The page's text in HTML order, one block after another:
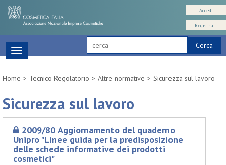
Cerca
Accedi
Registrati
Toggle
navigation
Home
Tecnico Regolatorio Altre normative Sicurezza sul lavoro
Sicurezza sul lavoro
2009/80 Aggiornamento del quaderno
Unipro "Linee guida per la predisposizione
delle schede informative dei prodotti
cosmetici"